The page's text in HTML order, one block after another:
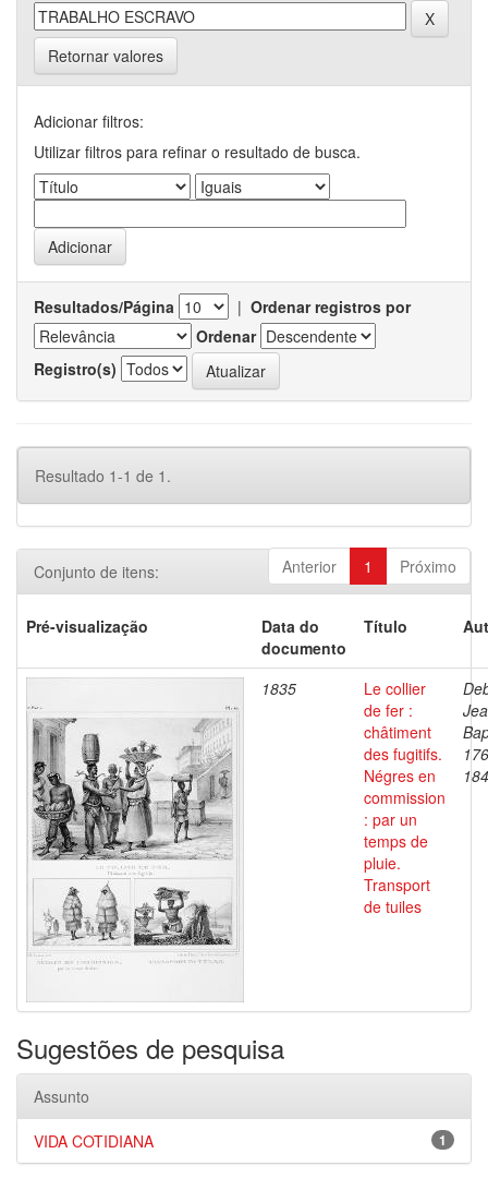
Retornar valores
Adicionar filtros:
Utilizar filtros para refinar o resultado de busca.
Resultados/Página | Ordenar registros por
Ordenar
Registro(s)
Resultado 1-1 de 1.
Anterior 1 Próximo
Conjunto de itens:
Pré-visualização
Data do
documento
Título
1835
Le collier
de fer :
châtiment
des fugitifs.
Négres en
commission
: par un
temps de
pluie.
Transport
de tuiles
Sugestões de pesquisa
Assunto
1
VIDA COTIDIANA